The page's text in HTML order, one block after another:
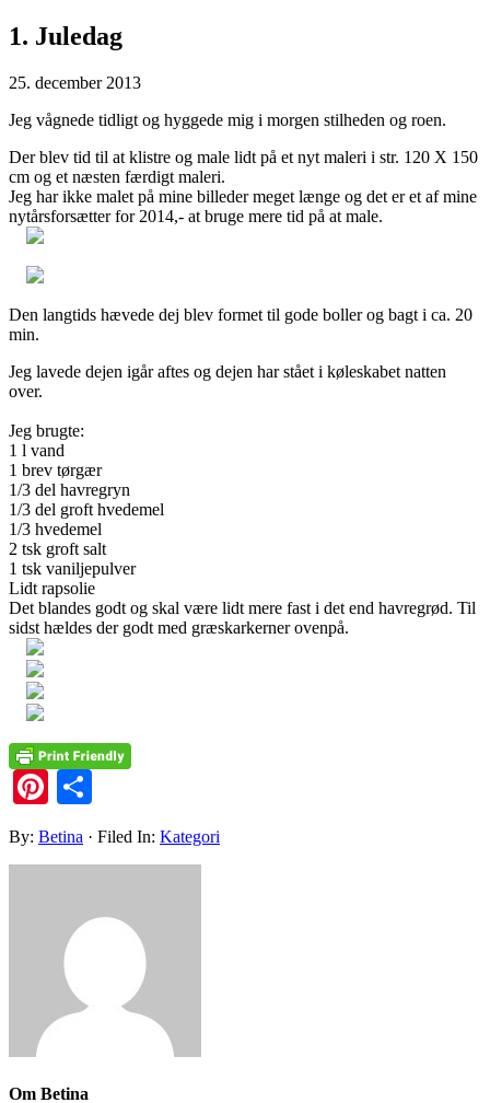
1. Juledag
25. december 2013
Jeg vågnede tidligt og hyggede mig i morgen stilheden og roen.
Der blev tid til at klistre og male lidt på et nyt maleri i str. 120 X 150
cm og et næsten færdigt maleri.
Jeg har ikke malet på mine billeder meget længe og det er et af mine
nytårsforsætter for 2014,- at bruge mere tid på at male.
Den langtids hævede dej blev formet til gode boller og bagt i ca. 20
min.
Jeg lavede dejen igår aftes og dejen har stået i køleskabet natten
over.
Jeg brugte:
1 l vand
1 brev tørgær
1/3 del havregryn
1/3 del groft hvedemel
1/3 hvedemel
2 tsk groft salt
1 tsk vaniljepulver
Lidt rapsolie
Det blandes godt og skal være lidt mere fast i det end havregrød. Til
sidst hældes der godt med græskarkerner ovenpå.
Pinterest
By: Betina · Filed In: Kategori
Om Betina